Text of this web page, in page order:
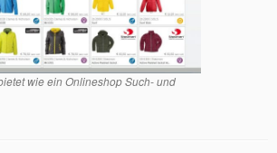
wie ein Onlineshop Such- und